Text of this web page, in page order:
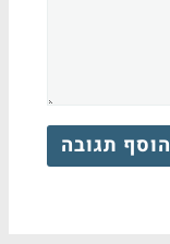
הוסף תגובה